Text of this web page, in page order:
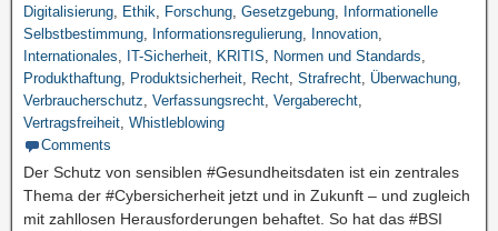
Digitalisierung, Ethik, Forschung, Gesetzgebung, Informationelle
Selbstbestimmung, Informationsregulierung, Innovation,
Internationales, IT-Sicherheit, KRITIS, Normen und Standards,
Produkthaftung, Produktsicherheit, Recht, Strafrecht, Überwachung,
Verbraucherschutz, Verfassungsrecht, Vergaberecht,
Vertragsfreiheit, Whistleblowing
Comments
Der Schutz von sensiblen #Gesundheitsdaten ist ein zentrales
Thema der #Cybersicherheit jetzt und in Zukunft – und zugleich
mit zahllosen Herausforderungen behaftet. So hat das #BSI